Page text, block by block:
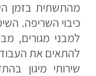
מהתשתית בזמן
כיבוי השריפה.
למבני מגורים,
להתאים את
שירותי מיגון